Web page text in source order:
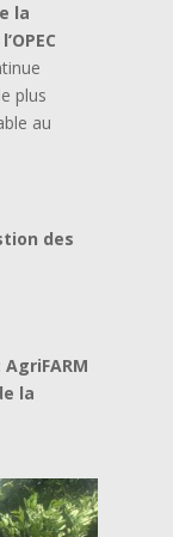
la
l’OPEC
plus
au
des
la